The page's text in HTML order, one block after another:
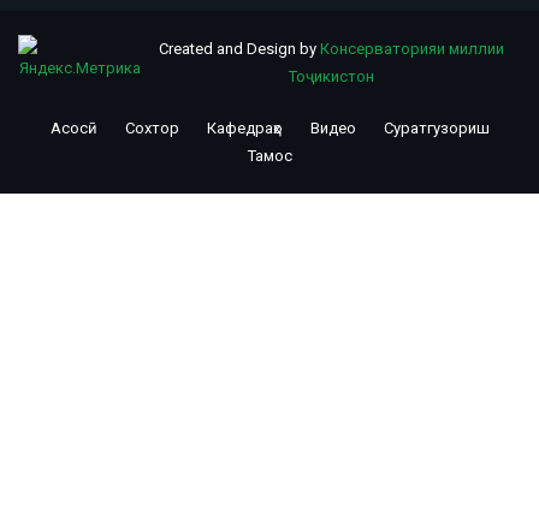
Created and Design by Консерваторияи миллии
Тоҷикистон
menu
Асосӣ Сохтор Кафедраҳо Видео
Суратгузориш
Тамос